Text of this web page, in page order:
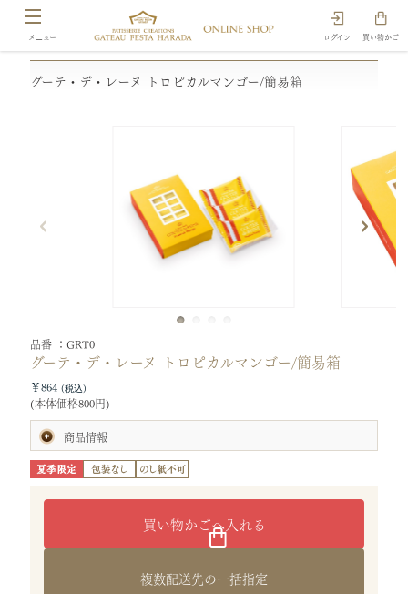
ログイン 買い物かご
グーテ・デ・レーヌ トロピカルマンゴー/簡易箱
グーテ・デ・レーヌ トロピカルマンゴー/簡易箱
￥864
(本体価格800円)
品番 GRT0
商品情報
賞味期限:製造日より50日
(お届けの商品は、賞味期間の半分以上を有したものです。)
サイズ:タテ20.3×ヨコ14.2×高さ4.8cm
（袋：プレミアム小）
特定原材料等28品目:小麦・乳・大豆
原材料:チョコレート(カカオバター、砂糖、マンゴーパウダー、乳
糖、脱脂粉乳、パッションフルーツパウダー)(国内製造)、小麦粉、
複数配送先の一括指定